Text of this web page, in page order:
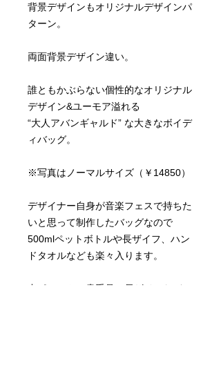
背景デザインもオリジナルデザインパ
ターン。
両面背景デザイン違い。
誰ともかぶらない個性的なオリジナル
デザイン&ユーモア溢れる
“大人アバンギャルド” な大きなボイデ
ィバッグ。
※写真はノーマルサイズ（￥14850）
デザイナー自身が音楽フェスで持ちた
いと思って制作したバッグなので
500mlペットボトルや長ザイフ、ハン
ドタオルなども楽々入ります。
中ポケットは貴重品（長ザイフなど）